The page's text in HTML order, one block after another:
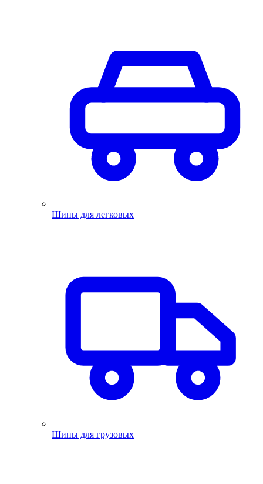
Шины для легковых
Шины для грузовых